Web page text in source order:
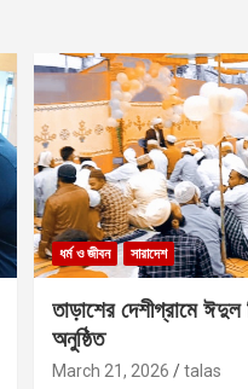
ধর্ম ও জীবন সারাদেশ
তাড়াশের দেশীগ্রামে ঈদুল
অনুষ্ঠিত
March 21, 2026 talas